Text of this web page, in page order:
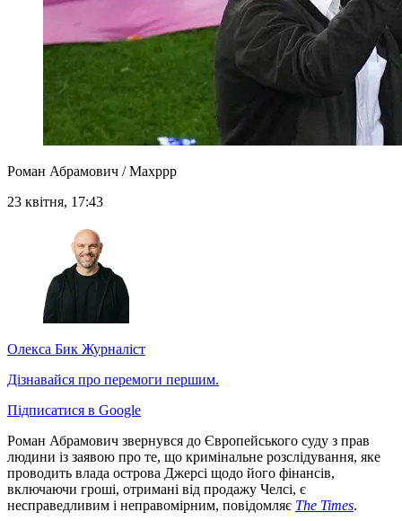
Роман Абрамович / Maxppp
23 квітня, 17:43
Олекса Бик Журналіст
Дізнавайся про перемоги першим.
Підписатися в Google
Роман Абрамович звернувся до Європейського суду з прав
людини із заявою про те, що кримінальне розслідування, яке
проводить влада острова Джерсі щодо його фінансів,
включаючи гроші, отримані від продажу Челсі, є
несправедливим і неправомірним, повідомляє The Times.